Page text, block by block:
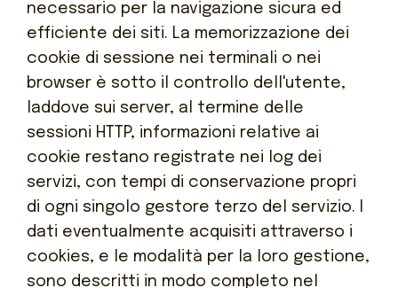
necessario per la navigazione sicura ed
efficiente dei siti. La memorizzazione dei
cookie di sessione nei terminali o nei
browser è sotto il controllo dell'utente,
laddove sui server, al termine delle
sessioni HTTP, informazioni relative ai
cookie restano registrate nei log dei
servizi, con tempi di conservazione propri
di ogni singolo gestore terzo del servizio. I
dati eventualmente acquisiti attraverso i
cookies, e le modalità per la loro gestione,
sono descritti in modo completo nel